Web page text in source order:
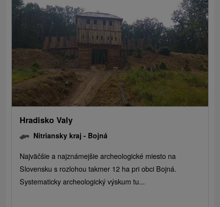
Hradisko Valy
Nitriansky kraj - Bojná
Najväčšie a najznámejšie archeologické miesto na
Slovensku s rozlohou takmer 12 ha pri obci Bojná.
Systematicky archeologický výskum tu...